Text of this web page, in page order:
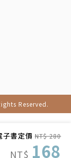
子書定價 NT$ 280
NT$ 168
Reserved.